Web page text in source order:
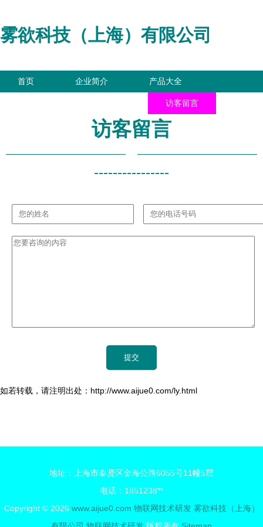
雾欲科技（上海）有限公司
首页 企业简介 产品大全
访客留言
访客留言
----------------
如若转载，请注明出处：http://www.aijue0.com/ly.html
地址：上海市奉贤区金海公路6055号11幢5层
电话：1851238**
Copyright © 2026 www.aijue0.com 物联网技术研发 雾欲科技（上海）